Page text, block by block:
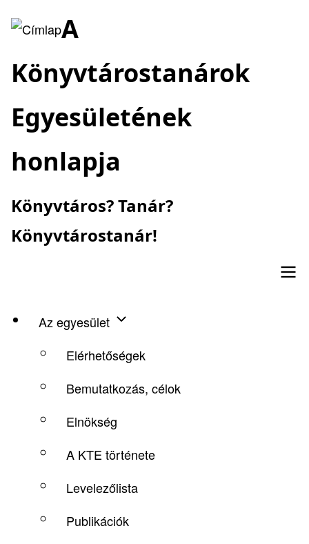
A
Könyvtárostanárok
Egyesületének
honlapja
Könyvtáros? Tanár?
Könyvtárostanár!
FelsőAz egyesület
Elérhetőségek
Bemutatkozás, célok
Elnökség
A KTE története
Levelezőlista
Publikációk